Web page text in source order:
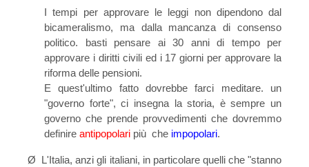
I tempi per approvare le leggi non dipendono dal
bicameralismo, ma dalla mancanza di consenso
politico. basti pensare ai 30 anni di tempo per
approvare i diritti civili ed i 17 giorni per approvare la
riforma delle pensioni.
E quest'ultimo fatto dovrebbe farci meditare. un
"governo forte", ci insegna la storia, è sempre un
governo che prende provvedimenti che dovremmo
definire antipopolari più che impopolari.
Ø L'Italia, anzi gli italiani, in particolare quelli che "stanno